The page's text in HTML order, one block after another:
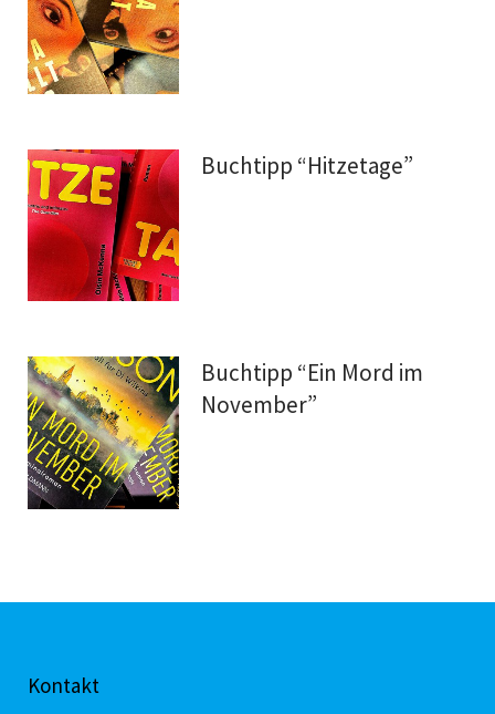
Buchtipp “Hitzetage”
Buchtipp “Ein Mord im
November”
Kontakt